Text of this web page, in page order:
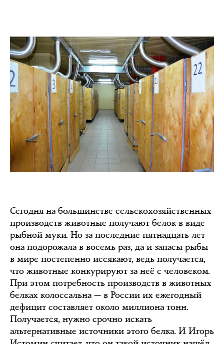
Сегодня на большинстве сельскохозяйственных
производств животные получают белок в виде
рыбной муки. Но за последние пятнадцать лет
она подорожала в восемь раз, да и запасы рыбы
в мире постепенно иссякают, ведь получается,
что животные конкурируют за неё с человеком.
При этом потребность производств в животных
белках колоссальна — в России их ежегодный
дефицит составляет около миллиона тонн.
Получается, нужно срочно искать
альтернативные источники этого белка. И Игорь